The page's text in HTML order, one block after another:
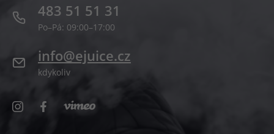
483 51 51 31
Po–Pá: 09:00–17:00
info@ejuice.cz
kdykoliv